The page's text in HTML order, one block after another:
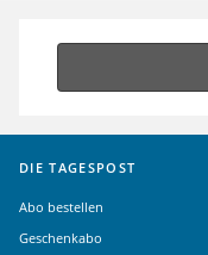
DIE TAGESPOST
Abo bestellen
Geschenkabo